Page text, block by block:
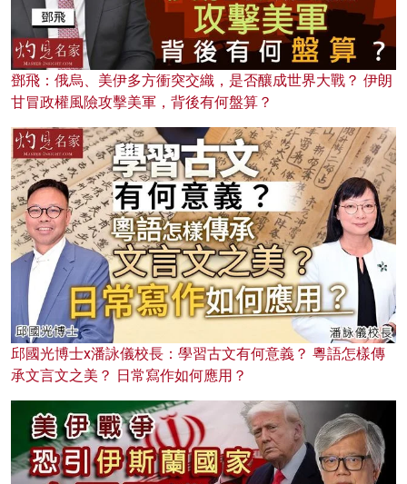
鄧飛：俄烏、美伊多方衝突交織，是否釀成世界大戰？ 伊朗
甘冒政權風險攻擊美軍，背後有何盤算？
邱國光博士x潘詠儀校長：學習古文有何意義？ 粵語怎樣傳
承文言文之美？ 日常寫作如何應用？